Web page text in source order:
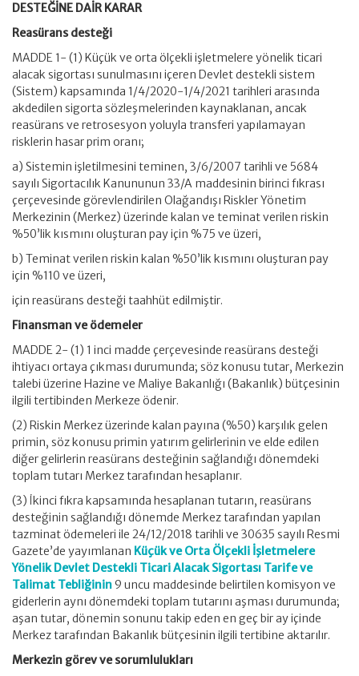
DESTEĞİNE DAİR KARAR
Reasürans desteği
MADDE 1- (1) Küçük ve orta ölçekli işletmelere yönelik ticari
alacak sigortası sunulmasını içeren Devlet destekli sistem
(Sistem) kapsamında 1/4/2020-1/4/2021 tarihleri arasında
akdedilen sigorta sözleşmelerinden kaynaklanan, ancak
reasürans ve retrosesyon yoluyla transferi yapılamayan
risklerin hasar prim oranı;
a) Sistemin işletilmesini teminen, 3/6/2007 tarihli ve 5684
sayılı Sigortacılık Kanununun 33/A maddesinin birinci fıkrası
çerçevesinde görevlendirilen Olağandışı Riskler Yönetim
Merkezinin (Merkez) üzerinde kalan ve teminat verilen riskin
%50’lik kısmını oluşturan pay için %75 ve üzeri,
b) Teminat verilen riskin kalan %50’lik kısmını oluşturan pay
için %110 ve üzeri,
için reasürans desteği taahhüt edilmiştir.
Finansman ve ödemeler
MADDE 2- (1) 1 inci madde çerçevesinde reasürans desteği
ihtiyacı ortaya çıkması durumunda; söz konusu tutar, Merkezin
talebi üzerine Hazine ve Maliye Bakanlığı (Bakanlık) bütçesinin
ilgili tertibinden Merkeze ödenir.
(2) Riskin Merkez üzerinde kalan payına (%50) karşılık gelen
primin, söz konusu primin yatırım gelirlerinin ve elde edilen
diğer gelirlerin reasürans desteğinin sağlandığı dönemdeki
toplam tutarı Merkez tarafından hesaplanır.
(3) İkinci fıkra kapsamında hesaplanan tutarın, reasürans
desteğinin sağlandığı dönemde Merkez tarafından yapılan
tazminat ödemeleri ile 24/12/2018 tarihli ve 30635 sayılı Resmi
Gazete’de yayımlanan Küçük ve Orta Ölçekli İşletmelere
Yönelik Devlet Destekli Ticari Alacak Sigortası Tarife ve
Talimat Tebliğinin9 uncu maddesinde belirtilen komisyon ve
giderlerin aynı dönemdeki toplam tutarını aşması durumunda;
aşan tutar, dönemin sonunu takip eden en geç bir ay içinde
Merkez tarafından Bakanlık bütçesinin ilgili tertibine aktarılır.
Merkezin görev ve sorumlulukları